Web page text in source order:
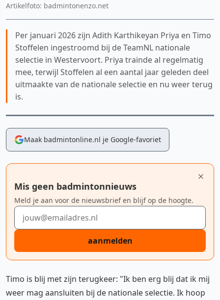
Artikelfoto: badmintonenzo.net
Per januari 2026 zijn Adith Karthikeyan Priya en Timo
Stoffelen ingestroomd bij de TeamNL nationale
selectie in Westervoort. Priya trainde al regelmatig
mee, terwijl Stoffelen al een aantal jaar geleden deel
uitmaakte van de nationale selectie en nu weer terug
is.
Maak badmintonline.nl je Google-favoriet
Mis geen badmintonnieuws
Meld je aan voor de nieuwsbrief en blijf op de hoogte.
E-mailadres
aanmelden
Timo is blij met zijn terugkeer: "Ik ben erg blij dat ik mij
weer mag aansluiten bij de nationale selectie. Ik hoop